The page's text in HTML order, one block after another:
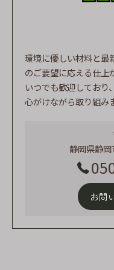
環境に優しい材料と最
のご要望に応える仕上
いつでも歓迎しており
心がけながら取り組み
静岡県静
お問